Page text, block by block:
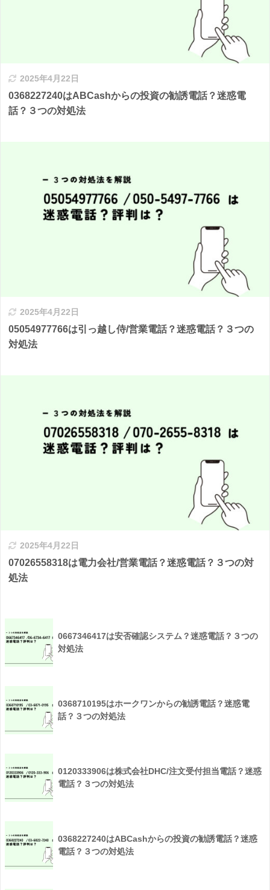
2025年4月22日
0368227240はABCashからの投資の勧誘電話？迷惑電
話？３つの対処法
2025年4月22日
05054977766は引っ越し侍/営業電話？迷惑電話？３つの
対処法
2025年4月22日
07026558318は電力会社/営業電話？迷惑電話？３つの対
処法
0667346417は安否確認システム？迷惑電話？３つの
対処法
0368710195はホークワンからの勧誘電話？迷惑電
話？３つの対処法
0120333906は株式会社DHC/注文受付担当電話？迷惑
電話？３つの対処法
0368227240はABCashからの投資の勧誘電話？迷惑
電話？３つの対処法